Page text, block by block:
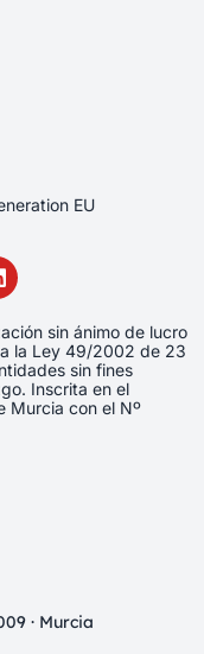
EU
sin ánimo de lucro
la Ley 49/2002 de 23
sin fines
Inscrita en el
Murcia con el Nº
· Murcia